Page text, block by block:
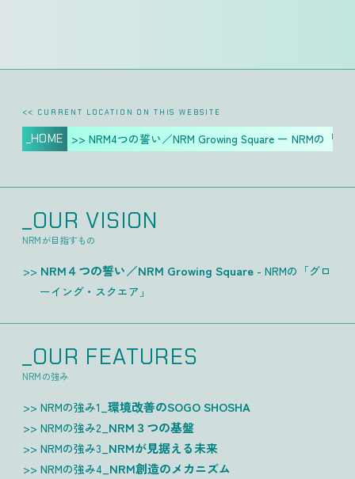
_HOME >> NRM4つの誓い／NRM Growing Square ー NRMの「
<< CURRENT LOCATION ON THIS WEBSITE
_OUR VISION
NRMが目指すもの
NRM４つの誓い／NRM Growing Square - NRMの「グロ
ーイング・スクエア」
_OUR FEATURES
NRMの強み
NRMの強み1_環境改善のSOGO SHOSHA
NRMの強み2_ NRM３つの基盤
NRMの強み3_ NRMが見据える未来
NRMの強み4_ NRM創造のメカニズム